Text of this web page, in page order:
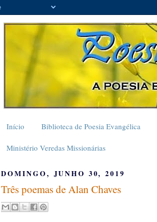
Início Biblioteca de Poesia Evangélica
Ministério Veredas Missionárias
DOMINGO, JUNHO 30, 2019
Três poemas de Alan Chaves